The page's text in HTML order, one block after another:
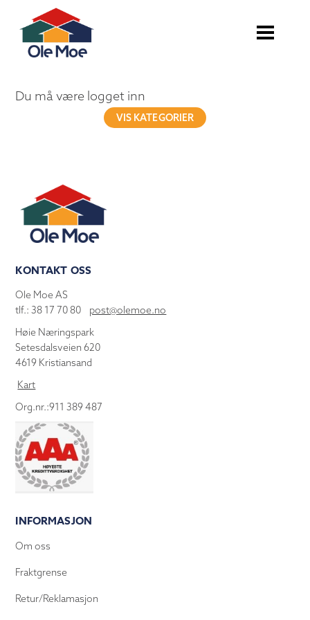
Du må være logget inn
VIS KATEGORIER
KONTAKT OSS
Ole Moe AS
tlf.: 38 17 70 80 post@olemoe.no
Høie Næringspark
Setesdalsveien 620
4619 Kristiansand
Kart
Org.nr.:911 389 487
INFORMASJON
Om oss
Fraktgrense
Retur/Reklamasjon